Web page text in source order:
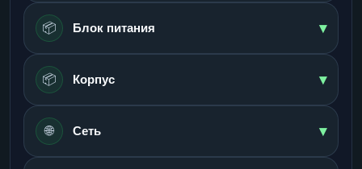
📦 Блок питания ▾
📦 Корпус ▾
🌐 Сеть ▾